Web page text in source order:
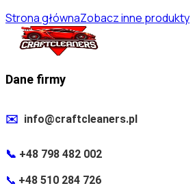
Strona głównaZobacz inne produkty
Dane firmy
✉️ info@craftcleaners.pl
📞 +48 798 482 002
📞 +48 510 284 726